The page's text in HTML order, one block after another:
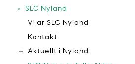
SLC Nyland
Vi är SLC Nyland
Kontakt
Aktuellt i Nyland